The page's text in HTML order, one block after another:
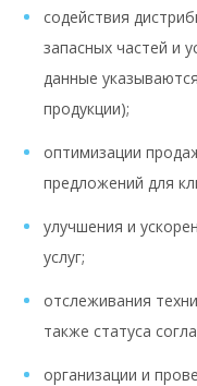
содействия
запасных частей и
данные
продукции);
оптимизации
предложений для
улучшения и
услуг;
отслеживания
также статуса
организации и